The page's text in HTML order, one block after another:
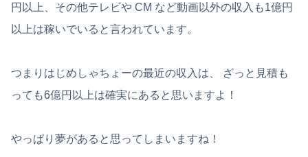
円以上、その他テレビや CM など動画以外の収入も1億円
以上は稼いでいると言われています。
つまりはじめしゃちょーの最近の収入は、 ざっと見積も
っても6億円以上は確実にあると思いますよ！
やっぱり夢があると思ってしまいますね！